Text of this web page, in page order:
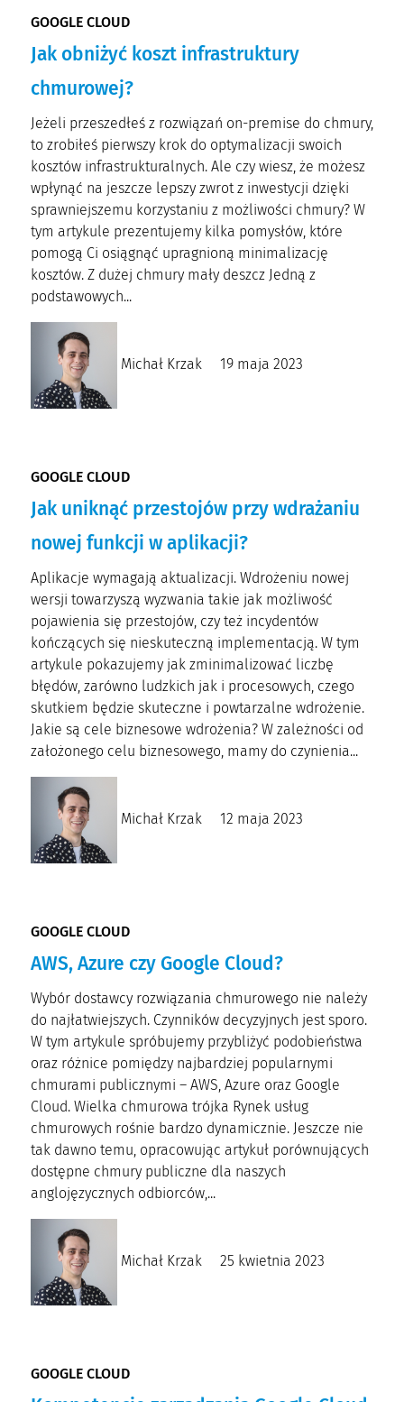
GOOGLE CLOUD
Jak obniżyć koszt infrastruktury
chmurowej?
Jeżeli przeszedłeś z rozwiązań on-premise do chmury,
to zrobiłeś pierwszy krok do optymalizacji swoich
kosztów infrastrukturalnych. Ale czy wiesz, że możesz
wpłynąć na jeszcze lepszy zwrot z inwestycji dzięki
sprawniejszemu korzystaniu z możliwości chmury? W
tym artykule prezentujemy kilka pomysłów, które
pomogą Ci osiągnąć upragnioną minimalizację
kosztów. Z dużej chmury mały deszcz Jedną z
podstawowych...
Michał Krzak 19 maja 2023
GOOGLE CLOUD
Jak uniknąć przestojów przy wdrażaniu
nowej funkcji w aplikacji?
Aplikacje wymagają aktualizacji. Wdrożeniu nowej
wersji towarzyszą wyzwania takie jak możliwość
pojawienia się przestojów, czy też incydentów
kończących się nieskuteczną implementacją. W tym
artykule pokazujemy jak zminimalizować liczbę
błędów, zarówno ludzkich jak i procesowych, czego
skutkiem będzie skuteczne i powtarzalne wdrożenie.
Jakie są cele biznesowe wdrożenia? W zależności od
założonego celu biznesowego, mamy do czynienia...
Michał Krzak 12 maja 2023
GOOGLE CLOUD
AWS, Azure czy Google Cloud?
Wybór dostawcy rozwiązania chmurowego nie należy
do najłatwiejszych. Czynników decyzyjnych jest sporo.
W tym artykule spróbujemy przybliżyć podobieństwa
oraz różnice pomiędzy najbardziej popularnymi
chmurami publicznymi – AWS, Azure oraz Google
Cloud. Wielka chmurowa trójka Rynek usług
chmurowych rośnie bardzo dynamicznie. Jeszcze nie
tak dawno temu, opracowując artykuł porównujących
dostępne chmury publiczne dla naszych
anglojęzycznych odbiorców,...
Michał Krzak 25 kwietnia 2023
GOOGLE CLOUD